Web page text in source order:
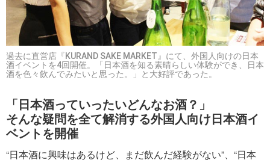
過去に直営店『KURAND SAKE MARKET』にて、外国人向けの日本
酒イベントを4回開催。「日本酒を知る素晴らしい体験ができ、日本
酒を色々飲んでみたいと思った。」と大好評であった。
「日本酒っていったいどんなお酒？」
そんな疑問を全て解消する外国人向け日本酒イ
ベントを開催
“日本酒に興味はあるけど、まだ飲んだ経験がない”、“日本